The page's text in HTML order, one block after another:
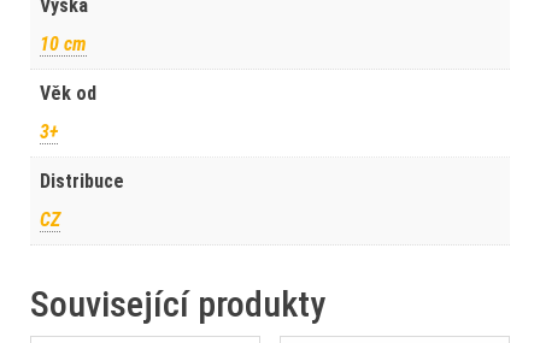
Výška
10 cm
Věk od
3+
Distribuce
CZ
Související produkty